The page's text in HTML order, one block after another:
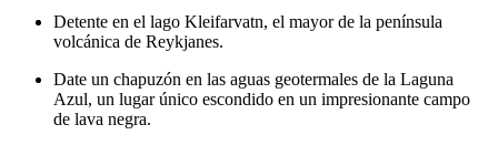
Detente en el lago Kleifarvatn, el mayor de la península
volcánica de Reykjanes.
Date un chapuzón en las aguas geotermales de la Laguna
Azul, un lugar único escondido en un impresionante campo
de lava negra.